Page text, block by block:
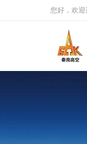
您好，欢迎